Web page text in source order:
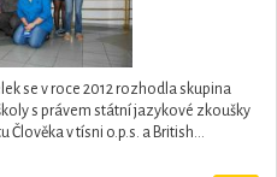
se v roce 2012 rozhodla skupina
s právem státní jazykové zkoušky
v tísni o.p.s. a British...